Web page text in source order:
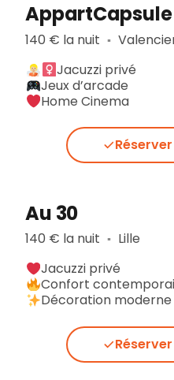
AppartCapsule
140 € la nuit ▪︎
Jacuzzi privé
Jeux d’arcade
Home Cinema
Au 30
140 € la nuit ▪︎ Lille
Jacuzzi privé
Confort
Décoration moderne